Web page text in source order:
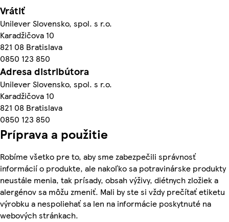
Vrátiť
Unilever Slovensko, spol. s r.o.
Karadžičova 10
821 08 Bratislava
0850 123 850
Adresa distribútora
Unilever Slovensko, spol. s r.o.
Karadžičova 10
821 08 Bratislava
0850 123 850
Príprava a použitie
Robíme všetko pre to, aby sme zabezpečili správnosť
informácií o produkte, ale nakoľko sa potravinárske produkty
neustále menia, tak prísady, obsah výživy, diétnych zložiek a
alergénov sa môžu zmeniť. Mali by ste si vždy prečítať etiketu
výrobku a nespoliehať sa len na informácie poskytnuté na
webových stránkach.